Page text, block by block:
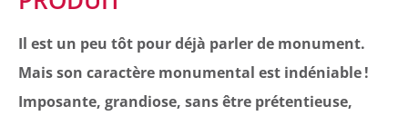
Il est un peu tôt pour déjà parler de monument.
Mais son caractère monumental est indéniable !
Imposante, grandiose, sans être prétentieuse,